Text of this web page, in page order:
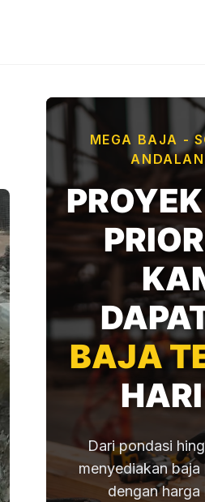
MEGA BAJA -
BAJA
Dari pondasi
menyediakan
dengan